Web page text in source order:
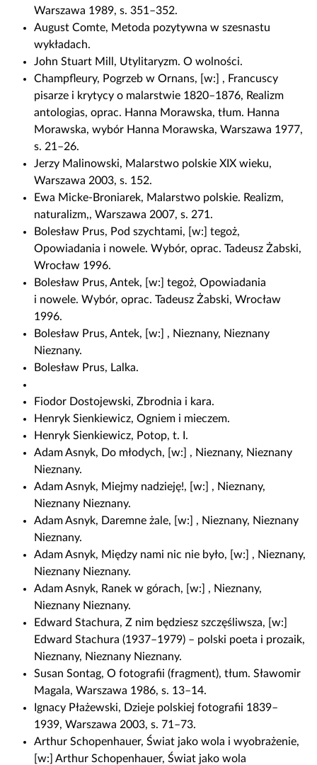
Warszawa 1989, s. 351–352.
August Comte, Metoda pozytywna w szesnastu
wykładach.
John Stuart Mill, Utylitaryzm. O wolności.
Champfleury, Pogrzeb w Ornans, [w:] , Francuscy
pisarze i krytycy o malarstwie 1820–1876, Realizm
antologias, oprac. Hanna Morawska, tłum. Hanna
Morawska, wybór Hanna Morawska, Warszawa 1977,
s. 21–26.
Jerzy Malinowski, Malarstwo polskie XIX wieku,
Warszawa 2003, s. 152.
Ewa Micke-Broniarek, Malarstwo polskie. Realizm,
naturalizm,, Warszawa 2007, s. 271.
Bolesław Prus, Pod szychtami, [w:] tegoż,
Opowiadania i nowele. Wybór, oprac. Tadeusz Żabski,
Wrocław 1996.
Bolesław Prus, Antek, [w:] tegoż, Opowiadania
i nowele. Wybór, oprac. Tadeusz Żabski, Wrocław
1996.
Bolesław Prus, Antek, [w:] , Nieznany, Nieznany
Nieznany.
Bolesław Prus, Lalka.
Fiodor Dostojewski, Zbrodnia i kara.
Henryk Sienkiewicz, Ogniem i mieczem.
Henryk Sienkiewicz, Potop, t. I.
Adam Asnyk, Do młodych, [w:] , Nieznany, Nieznany
Nieznany.
Adam Asnyk, Miejmy nadzieję!, [w:] , Nieznany,
Nieznany Nieznany.
Adam Asnyk, Daremne żale, [w:] , Nieznany, Nieznany
Nieznany.
Adam Asnyk, Między nami nic nie było, [w:] , Nieznany,
Nieznany Nieznany.
Adam Asnyk, Ranek w górach, [w:] , Nieznany,
Nieznany Nieznany.
Edward Stachura, Z nim będziesz szczęśliwsza, [w:]
Edward Stachura (1937–1979) – polski poeta i prozaik,
Nieznany, Nieznany Nieznany.
Susan Sontag, O fotografii (fragment), tłum. Sławomir
Magala, Warszawa 1986, s. 13–14.
Ignacy Płażewski, Dzieje polskiej fotografii 1839–
1939, Warszawa 2003, s. 71–73.
Arthur Schopenhauer, Świat jako wola i wyobrażenie,
[w:] Arthur Schopenhauer, Świat jako wola